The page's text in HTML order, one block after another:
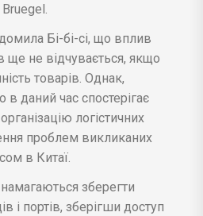
Бі-бі-сі, що вплив
не відчувається, якщо
товарів. Однак,
в даний час спостерігає
логістичних
проблем викликаних
в Китаї.
зберегти
і портів, зберігши доступ